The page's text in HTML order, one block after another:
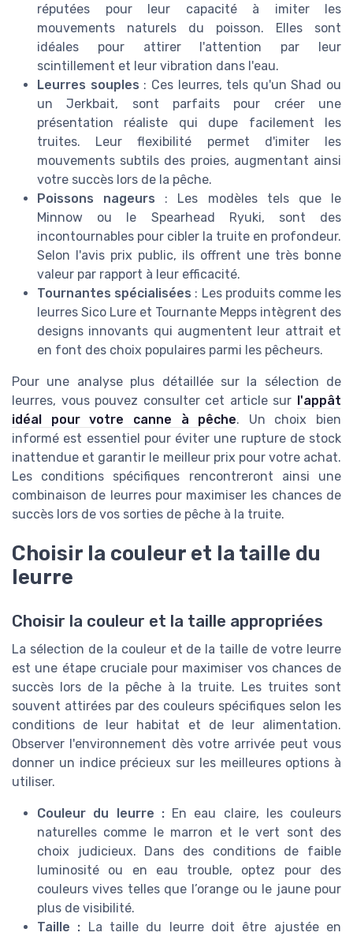
réputées pour leur capacité à imiter les
mouvements naturels du poisson. Elles sont
idéales pour attirer l'attention par leur
scintillement et leur vibration dans l'eau.
Leurres souples : Ces leurres, tels qu'un Shad ou
un Jerkbait, sont parfaits pour créer une
présentation réaliste qui dupe facilement les
truites. Leur flexibilité permet d'imiter les
mouvements subtils des proies, augmentant ainsi
votre succès lors de la pêche.
Poissons nageurs : Les modèles tels que le
Minnow ou le Spearhead Ryuki, sont des
incontournables pour cibler la truite en profondeur.
Selon l'avis prix public, ils offrent une très bonne
valeur par rapport à leur efficacité.
Tournantes spécialisées : Les produits comme les
leurres Sico Lure et Tournante Mepps intègrent des
designs innovants qui augmentent leur attrait et
en font des choix populaires parmi les pêcheurs.
Pour une analyse plus détaillée sur la sélection de
leurres, vous pouvez consulter cet article sur l'appât
idéal pour votre canne à pêche. Un choix bien
informé est essentiel pour éviter une rupture de stock
inattendue et garantir le meilleur prix pour votre achat.
Les conditions spécifiques rencontreront ainsi une
combinaison de leurres pour maximiser les chances de
succès lors de vos sorties de pêche à la truite.
Choisir la couleur et la taille du
leurre
Choisir la couleur et la taille appropriées
La sélection de la couleur et de la taille de votre leurre
est une étape cruciale pour maximiser vos chances de
succès lors de la pêche à la truite. Les truites sont
souvent attirées par des couleurs spécifiques selon les
conditions de leur habitat et de leur alimentation.
Observer l'environnement dès votre arrivée peut vous
donner un indice précieux sur les meilleures options à
utiliser.
Couleur du leurre :En eau claire, les couleurs
naturelles comme le marron et le vert sont des
choix judicieux. Dans des conditions de faible
luminosité ou en eau trouble, optez pour des
couleurs vives telles que l’orange ou le jaune pour
plus de visibilité.
Taille : La taille du leurre doit être ajustée en